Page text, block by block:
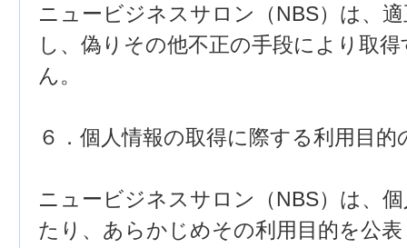
ニュービジネスサロン（NBS）は、
し、偽りその他不正の手段により取
ん。
６．個人情報の取得に際する利用目的
ニュービジネスサロン（NBS）は、
たり、あらかじめその利用目的を公